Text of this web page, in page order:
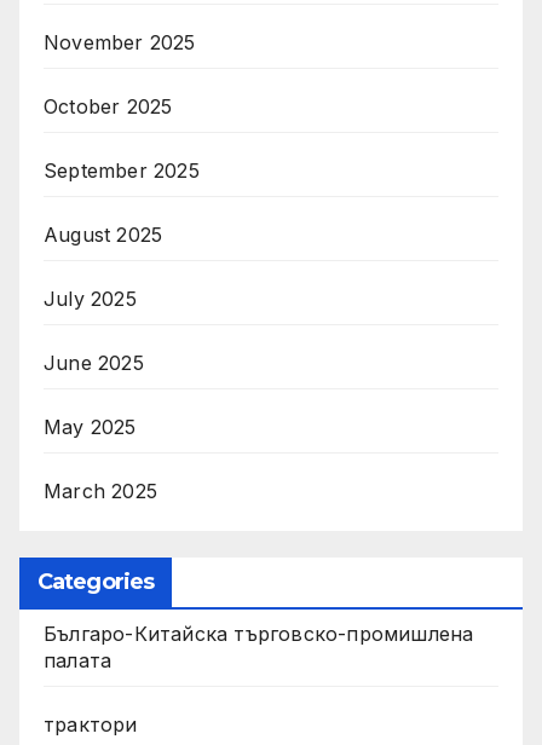
November 2025
October 2025
September 2025
August 2025
July 2025
June 2025
May 2025
March 2025
Categories
Българо-Китайска търговско-промишлена
палата
трактори